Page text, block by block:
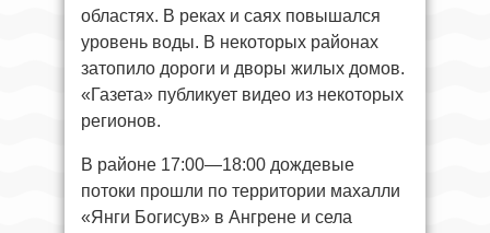
областях. В реках и саях повышался
уровень воды. В некоторых районах
затопило дороги и дворы жилых домов.
«Газета» публикует видео из некоторых
регионов.
В районе 17:00—18:00 дождевые
потоки прошли по территории махалли
«Янги Богисув» в Ангрене и села